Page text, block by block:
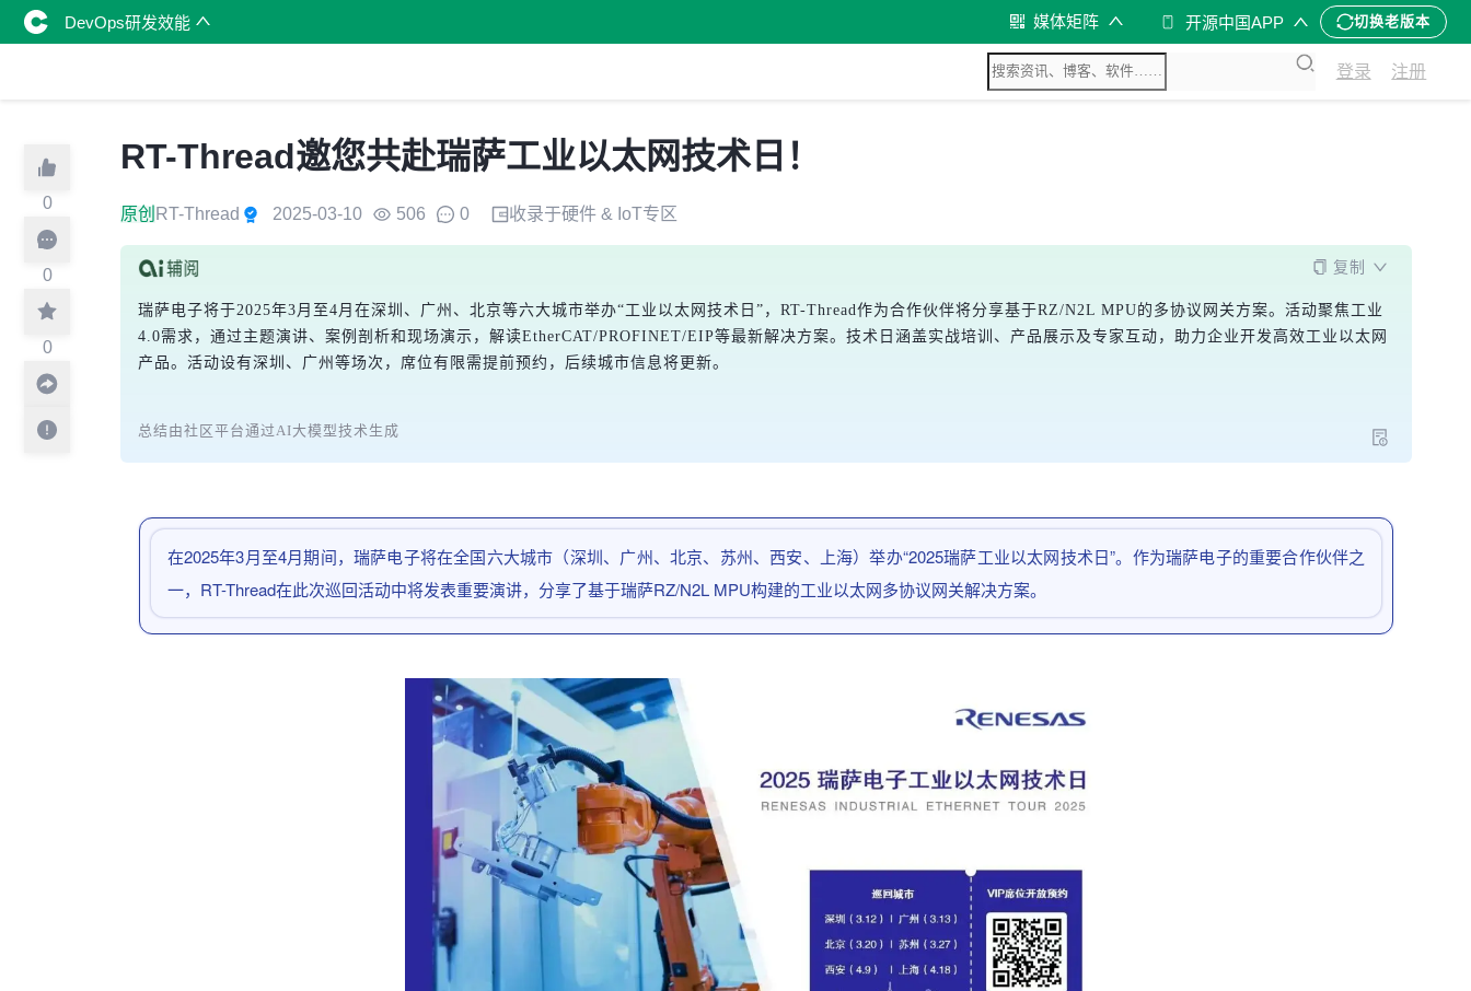
DevOps研发效能 媒体矩阵 开源中国APP 切换老版本
登录 注册
0
0
0
RT-Thread邀您共赴瑞萨工业以太网技术日！
原创 RT-Thread 2025-03-10 506 0 收录于硬件 & IoT专区
复制
瑞萨电子将于2025年3月至4月在深圳、广州、北京等六大城市举办“工业以太网技术日”，RT-Thread作为合作伙伴将分享基于RZ/N2L MPU的多协议网关方案。活动聚焦工业
4.0需求，通过主题演讲、案例剖析和现场演示，解读EtherCAT/PROFINET/EIP等最新解决方案。技术日涵盖实战培训、产品展示及专家互动，助力企业开发高效工业以太网
产品。活动设有深圳、广州等场次，席位有限需提前预约，后续城市信息将更新。
总结由社区平台通过AI大模型技术生成
在2025年3月至4月期间，瑞萨电子将在全国六大城市（深圳、广州、北京、苏州、西安、上海）举办“2025瑞萨工业以太网技术日”。作为瑞萨电子的重要合作伙伴之
一，RT-Thread在此次巡回活动中将发表重要演讲，分享了基于瑞萨RZ/N2L MPU构建的工业以太网多协议网关解决方案。